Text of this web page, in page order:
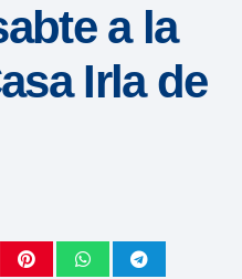
a la
Irla de